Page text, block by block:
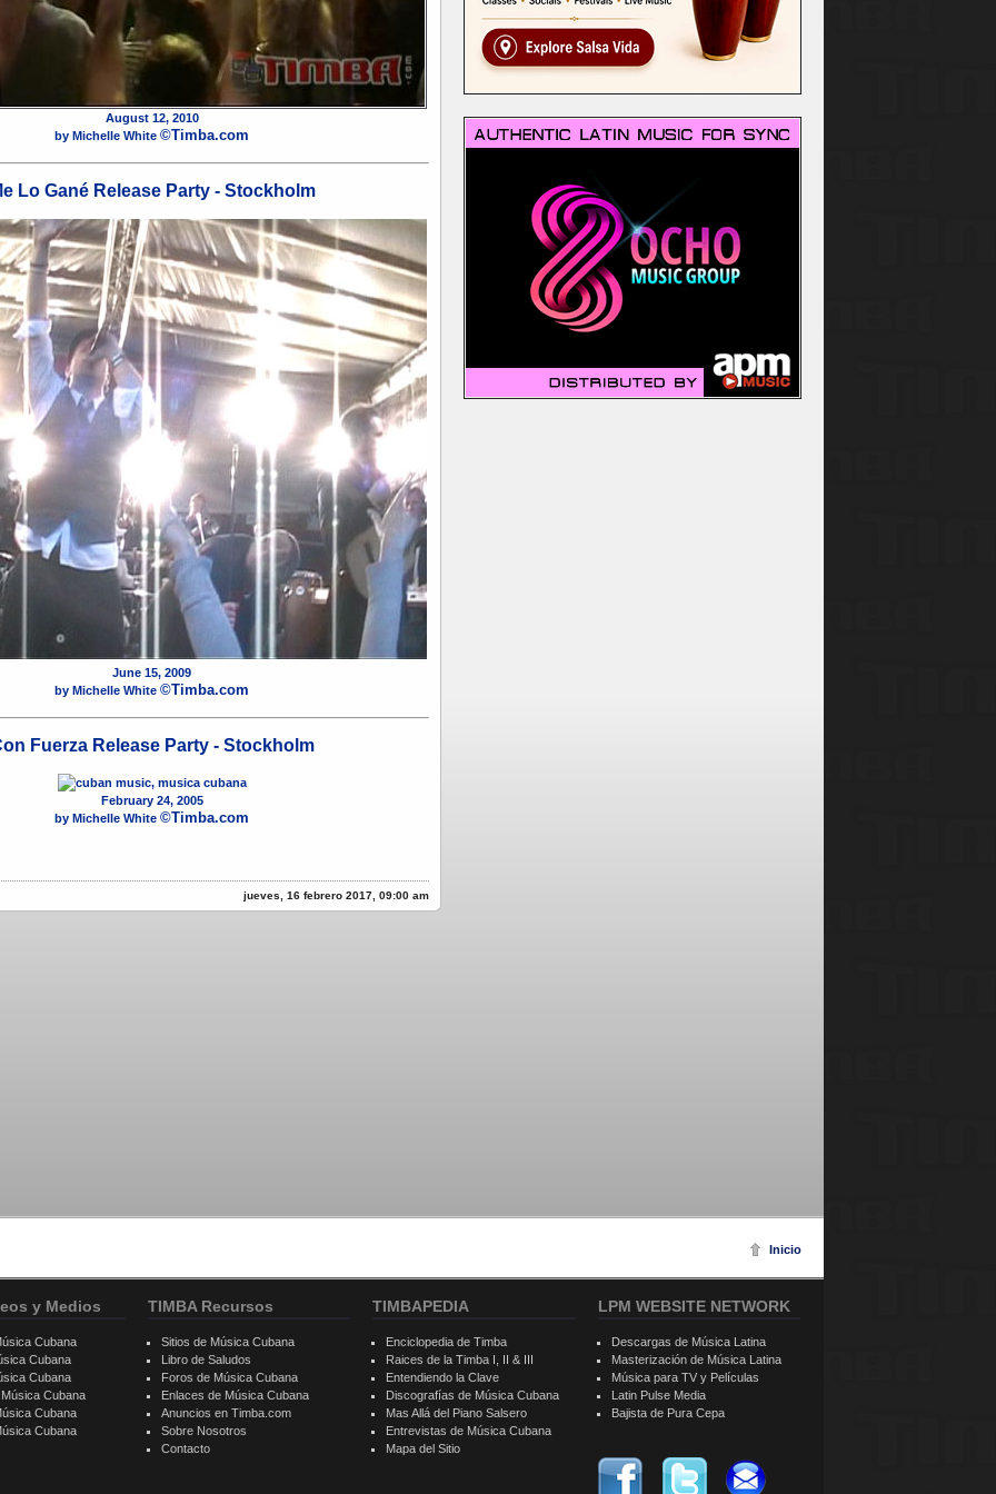
August 12, 2010
by Michelle White ©Timba.com
Lo Gané Release Party - Stockholm
June 15, 2009
by Michelle White ©Timba.com
Fuerza Release Party - Stockholm
February 24, 2005
by Michelle White ©Timba.com
jueves, 16 febrero 2017, 09:00 am
Inicio
y Medios
Cubana
Cubana
Cubana
Cubana
Cubana
Cubana
TIMBA Recursos
Sitios de Música Cubana
Libro de Saludos
Foros de Música Cubana
Enlaces de Música Cubana
Anuncios en Timba.com
Sobre Nosotros
Contacto
TIMBAPEDIA
Enciclopedia de Timba
Raices de la Timba I, II & III
Entendiendo la Clave
Discografías de Música Cubana
Mas Allá del Piano Salsero
Entrevistas de Música Cubana
Mapa del Sitio
LPM WEBSITE NETWORK
Descargas de Música Latina
Masterización de Música Latina
Música para TV y Películas
Latin Pulse Media
Bajista de Pura Cepa